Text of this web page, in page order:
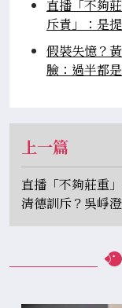
直播「不夠
斥責」：是
假裝失憶？
臉：過半都
上一篇
直播「不夠莊重
清德訓斥？吳崢
斥責」：是提醒